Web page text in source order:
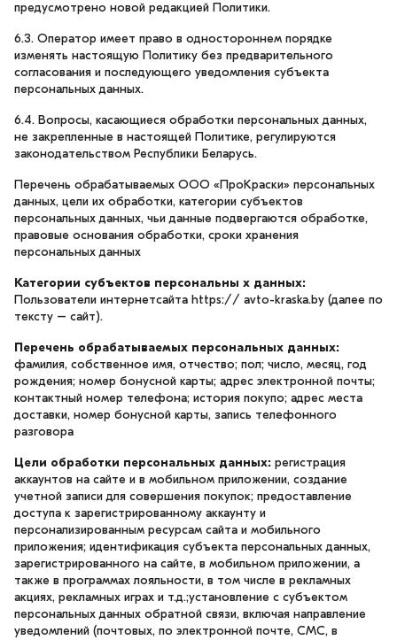
предусмотрено новой редакцией Политики.
6.3. Оператор имеет право в одностороннем порядке
изменять настоящую Политику без предварительного
согласования и последующего уведомления субъекта
персональных данных.
6.4. Вопросы, касающиеся обработки персональных данных,
не закрепленные в настоящей Политике, регулируются
законодательством Республики Беларусь.
Перечень обрабатываемых ООО «ПроКраски» персональных
данных, цели их обработки, категории субъектов
персональных данных, чьи данные подвергаются обработке,
правовые основания обработки, сроки хранения
персональных данных
Категории субъектов персональны х данных:
Пользователи интернетсайта https:// avto-kraska.by (далее по
тексту – сайт).
Перечень обрабатываемых персональных данных:
фамилия, собственное имя, отчество; пол; число, месяц, год
рождения; номер бонусной карты; адрес электронной почты;
контактный номер телефона; история покупо; адрес места
доставки, номер бонусной карты, запись телефонного
разговора
Цели обработки персональных данных: регистрация
аккаунтов на сайте и в мобильном приложении, создание
учетной записи для совершения покупок; предоставление
доступа к зарегистрированному аккаунту и
персонализированным ресурсам сайта и мобильного
приложения; идентификация субъекта персональных данных,
зарегистрированного на сайте, в мобильном приложении, а
также в программах лояльности, в том числе в рекламных
акциях, рекламных играх и т.д.;установление с субъектом
персональных данных обратной связи, включая направление
уведомлений (почтовых, по электронной почте, СМС, в